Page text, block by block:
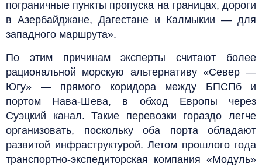
пограничные пункты пропуска на границах, дороги
в Азербайджане, Дагестане и Калмыкии — для
западного маршрута».
По этим причинам эксперты считают более
рациональной морскую альтернативу «Север —
Югу» — прямого коридора между БПСПб и
портом Нава-Шева, в обход Европы через
Суэцкий канал. Такие перевозки гораздо легче
организовать, поскольку оба порта обладают
развитой инфраструктурой. Летом прошлого года
транспортно-экспедиторская компания «Модуль»